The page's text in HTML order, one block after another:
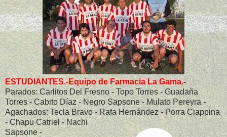
ESTUDIANTES.-Equipo de Farmacia La Gama.-
Parados: Carlitos Del Fresno - Topo Torres - Guadaña
Torres - Cabito Díaz - Negro Sapsone - Mulato Pereyra -
Agachados: Tecla Bravo - Rafa Hernández - Porra Ciappina
- Chapu Catriel - Nachi
Sapsone -